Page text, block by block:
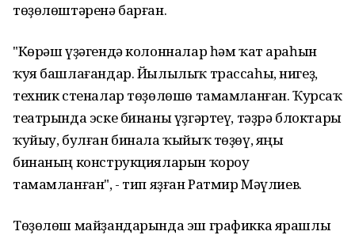
төҙөлөштәренә барған.
"Көрәш үҙәгендә колонналар һәм ҡат араһын
ҡуя башлағандар. Йылылыҡ трассаһы, нигеҙ,
техник стеналар төҙөлөшө тамамланған. Ҡурсаҡ
театрында эске бинаны үҙгәртеү, тәҙрә блоктары
ҡуйыу, булған бинала ҡыйыҡ төҙөү, яңы
бинаның конструкцияларын ҡороу
тамамланған", - тип яҙған Ратмир Мәүлиев.
Төҙөлөш майҙандарында эш графикка ярашлы